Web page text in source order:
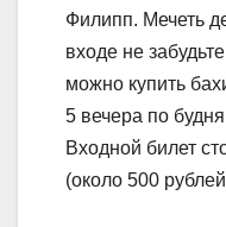
Филипп. Мечеть
входе не
можно купить
5 вечера по
Входной билет
(около 500